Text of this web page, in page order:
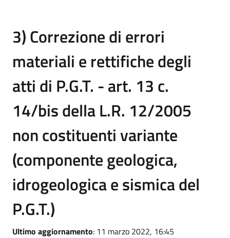
3) Correzione di errori
materiali e rettifiche degli
atti di P.G.T. - art. 13 c.
14/bis della L.R. 12/2005
non costituenti variante
(componente geologica,
idrogeologica e sismica del
P.G.T.)
Ultimo aggiornamento: 11 marzo 2022, 16:45